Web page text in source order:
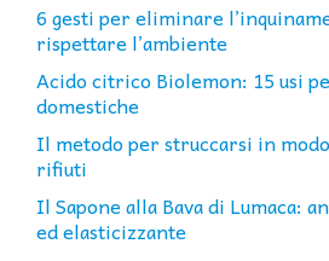
6 gesti per eliminare
rispettare l’ambiente
Acido citrico Biolemon: 15 usi
domestiche
Il metodo per struccarsi in
rifiuti
Il Sapone alla Bava di Lumaca:
ed elasticizzante